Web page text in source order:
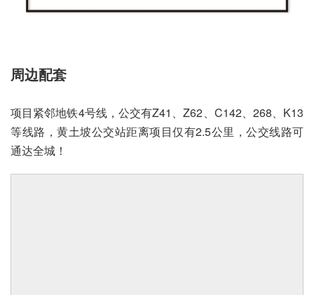
周边配套
项目紧邻地铁4号线，公交有Z41、Z62、C142、268、K13
等线路，黄土坡公交站距离项目仅有2.5公里，公交线路可
通达全城！